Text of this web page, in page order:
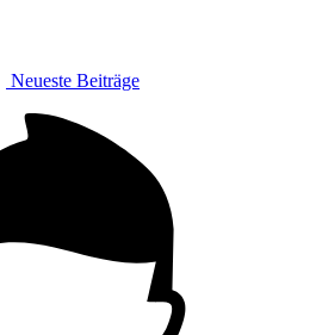
Neueste Beiträge